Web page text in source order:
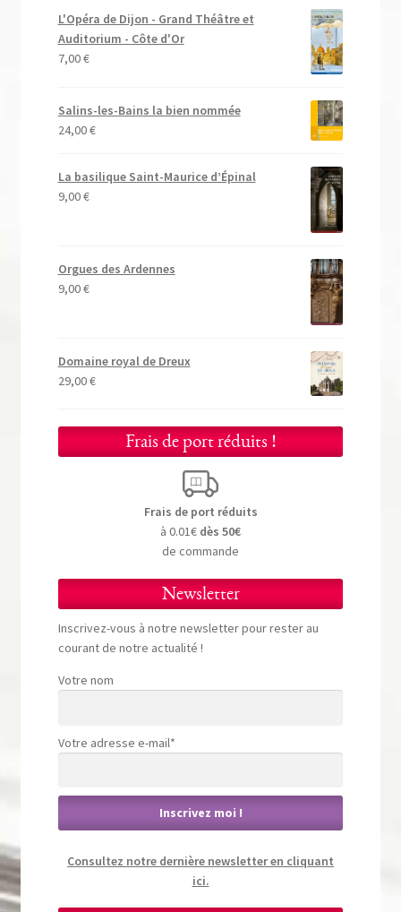
L'Opéra de Dijon - Grand Théâtre et
Auditorium - Côte d'Or
7,00€
Salins-les-Bains la bien nommée
24,00€
La basilique Saint-Maurice d’Épinal
9,00€
Orgues des Ardennes
9,00€
Domaine royal de Dreux
29,00€
Frais de port réduits !
Frais de port réduits
à 0.01€ dès 50€
de commande
Newsletter
Inscrivez-vous à notre newsletter pour rester au
courant de notre actualité !
Votre nom
Votre adresse e-mail*
Consultez notre dernière newsletter en cliquant
ici.